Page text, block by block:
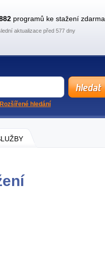
programů ke stažení zdarma
aktualizace před 577 dny
Rozšířené hledání